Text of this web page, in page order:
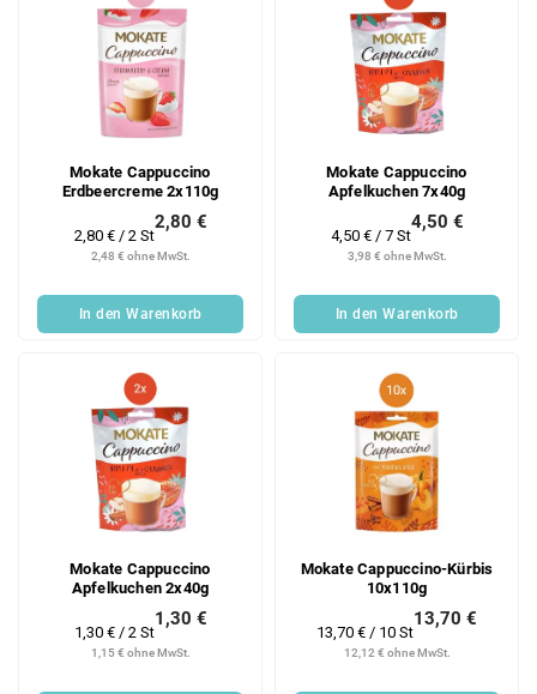
Mokate Cappuccino
Erdbeercreme 2x110g
2,48 € ohne MwSt.
2,80 €
Verkaufspreis:
2,80 € / 2 St
In den Warenkorb
Mokate Cappuccino
Apfelkuchen 7x40g
3,98 € ohne MwSt.
4,50 €
Verkaufspreis:
4,50 € / 7 St
In den Warenkorb
Mokate Cappuccino
Apfelkuchen 2x40g
1,15 € ohne MwSt.
1,30 €
Verkaufspreis:
1,30 € / 2 St
Mokate Cappuccino-Kürbis
10x110g
12,12 € ohne MwSt.
13,70 €
Verkaufspreis:
13,70 € / 10 St